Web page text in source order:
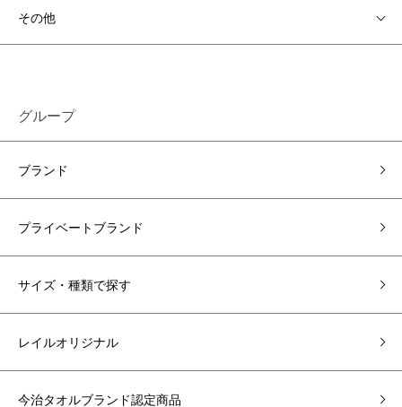
その他
グループ
ブランド
プライベートブランド
サイズ・種類で探す
レイルオリジナル
今治タオルブランド認定商品